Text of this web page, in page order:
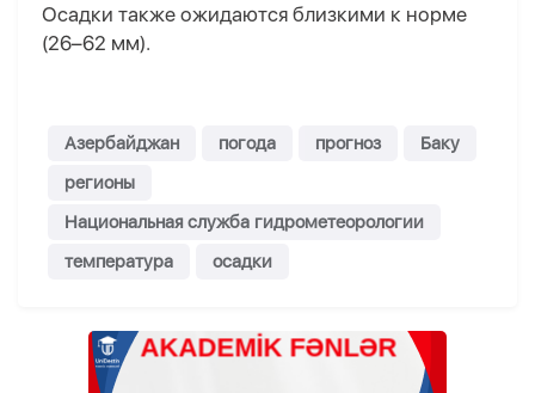
Осадки также ожидаются близкими к норме
(26–62 мм).
Азербайджан погода прогноз
Баку
регионы
Национальная служба гидрометеорологии
температура
осадки